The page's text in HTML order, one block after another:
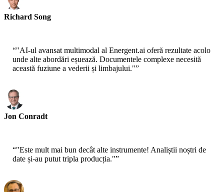
Richard Song
“"AI-ul avansat multimodal al Energent.ai oferă rezultate acolo
unde alte abordări eșuează. Documentele complexe necesită
această fuziune a vederii și limbajului."”
Jon Conradt
“"Este mult mai bun decât alte instrumente! Analiștii noștri de
date și-au putut tripla producția."”